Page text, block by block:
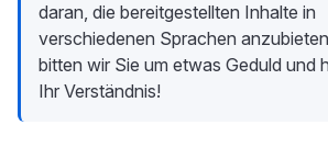
daran, die bereitgestellten Inhalte in
verschiedenen Sprachen
bitten wir Sie um etwas Geduld und
Ihr Verständnis!